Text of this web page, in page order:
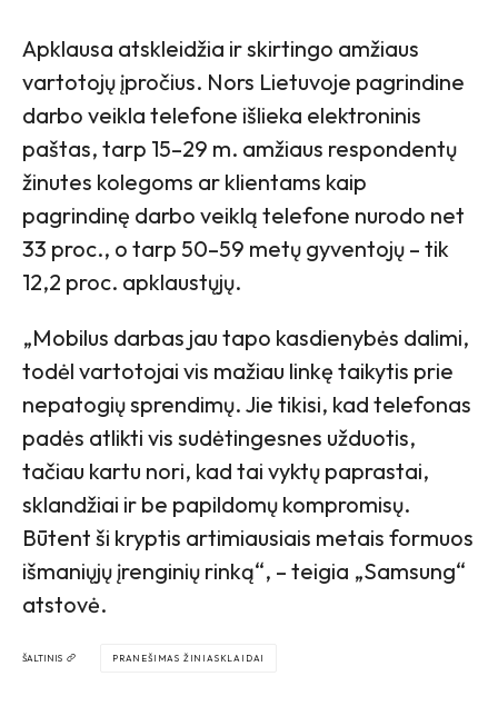
Apklausa atskleidžia ir skirtingo amžiaus
vartotojų įpročius. Nors Lietuvoje pagrindine
darbo veikla telefone išlieka elektroninis
paštas, tarp 15–29 m. amžiaus respondentų
žinutes kolegoms ar klientams kaip
pagrindinę darbo veiklą telefone nurodo net
33 proc., o tarp 50–59 metų gyventojų – tik
12,2 proc. apklaustųjų.
„Mobilus darbas jau tapo kasdienybės dalimi,
todėl vartotojai vis mažiau linkę taikytis prie
nepatogių sprendimų. Jie tikisi, kad telefonas
padės atlikti vis sudėtingesnes užduotis,
tačiau kartu nori, kad tai vyktų paprastai,
sklandžiai ir be papildomų kompromisų.
Būtent ši kryptis artimiausiais metais formuos
išmaniųjų įrenginių rinką“, – teigia „Samsung“
atstovė.
ŠALTINIS PRANEŠIMAS ŽINIASKLAIDAI